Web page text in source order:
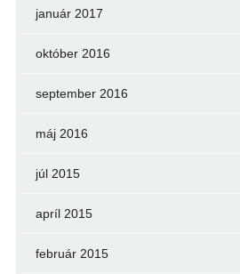
január 2017
október 2016
september 2016
máj 2016
júl 2015
apríl 2015
február 2015